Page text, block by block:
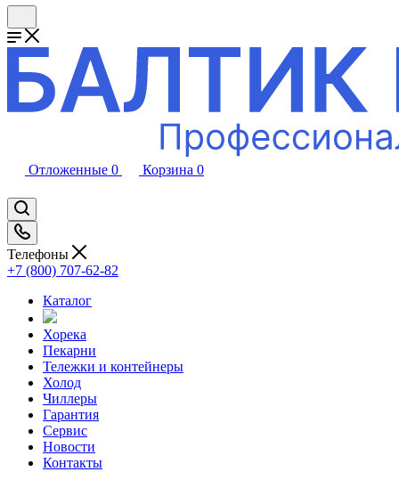
Отложенные 0 Корзина 0
Телефоны
+7 (800) 707-62-82
Каталог
Хорека
Пекарни
Тележки и контейнеры
Холод
Чиллеры
Гарантия
Сервис
Новости
Контакты